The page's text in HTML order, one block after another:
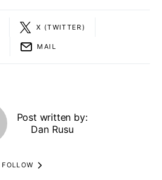
X (TWITTER)
MAIL
Post written by:
Dan Rusu
FOLLOW